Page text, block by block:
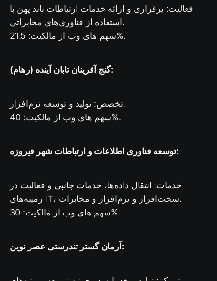
فعالیت: برقراری و ارائه خدمات ارتباطات باند پهن با
استفاده از فناوری‌های مخابراتی.
سهم های وب از مالکیت: 21.5%.
گنج آفرینان تابان آینده (رهام):
تخصص: تولید و توسعه نرم‌افزار.
سهم های وب از مالکیت: 40%.
توسعه فناوری اطلاعات و ارتباطات شهر فیروزه:
خدمات: انتقال داده‌ها، خدمات جانبی و فعالیت در
زمینه‌های IT، سخت‌افزار و نرم‌افزار و مخابرات.
سهم های وب از مالکیت: 30%.
آرمان گستر تندرستی عصر نوین: